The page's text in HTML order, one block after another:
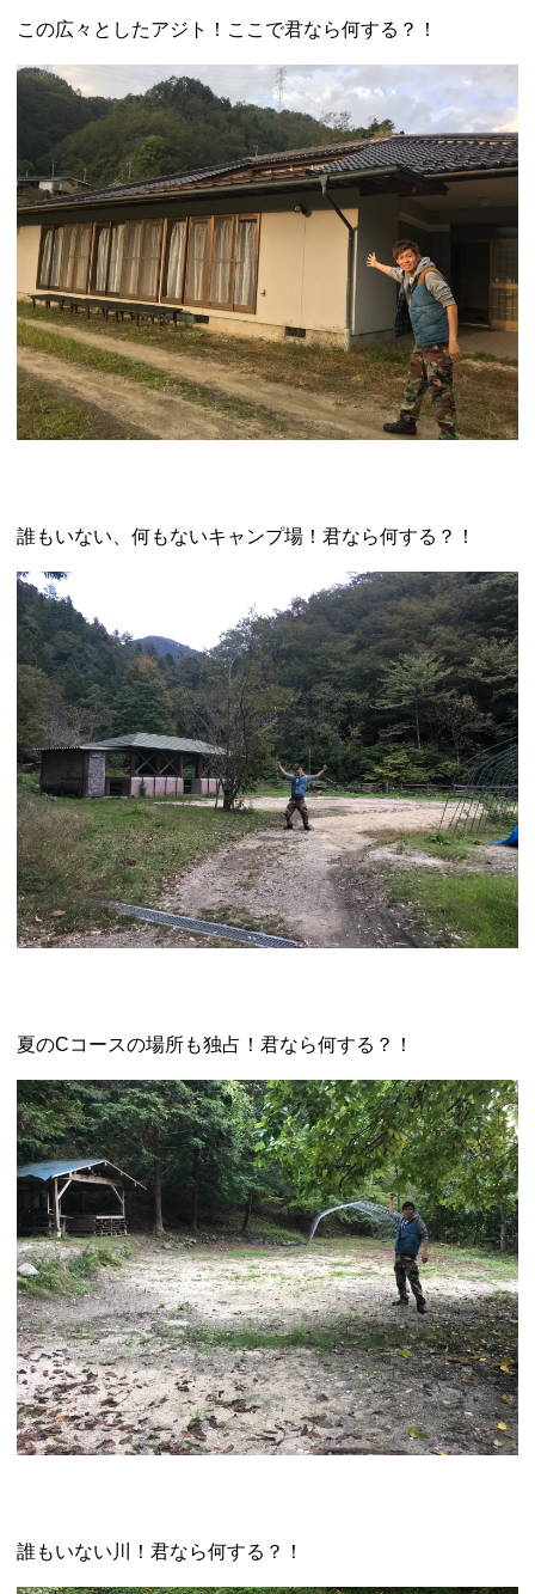
この広々としたアジト！ここで君なら何する？！
誰もいない、何もないキャンプ場！君なら何する？！
夏のCコースの場所も独占！君なら何する？！
誰もいない川！君なら何する？！